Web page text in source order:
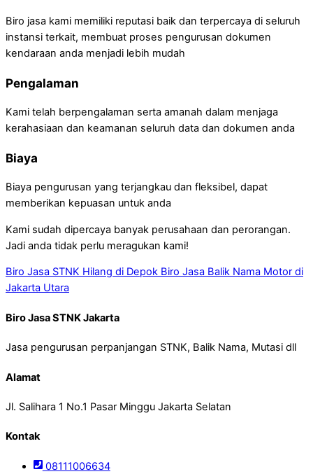
Biro jasa kami memiliki reputasi baik dan terpercaya di seluruh
instansi terkait, membuat proses pengurusan dokumen
kendaraan anda menjadi lebih mudah
Pengalaman
Kami telah berpengalaman serta amanah dalam menjaga
kerahasiaan dan keamanan seluruh data dan dokumen anda
Biaya
Biaya pengurusan yang terjangkau dan fleksibel, dapat
memberikan kepuasan untuk anda
Kami sudah dipercaya banyak perusahaan dan perorangan.
Jadi anda tidak perlu meragukan kami!
Biro Jasa STNK Hilang di Depok Biro Jasa Balik Nama Motor di
Jakarta Utara
Biro Jasa STNK Jakarta
Jasa pengurusan perpanjangan STNK, Balik Nama, Mutasi dll
Alamat
Jl. Salihara 1 No.1 Pasar Minggu Jakarta Selatan
Kontak
08111006634